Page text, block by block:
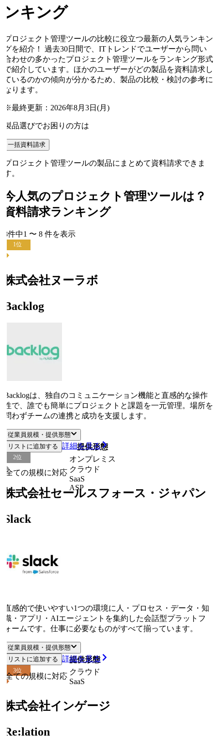
キング
ロジェクト管理ツールの比較に役立つ最新の人気ランキン
を紹介！ 過去30日間で、ITトレンドでユーザーから問い
わせの多かったプロジェクト管理ツールをランキング形式
紹介しています。ほかのユーザーがどの製品を資料請求し
いるのかの傾向が分かるため、製品の比較・検討の参考に
ります。
最終更新： 2026年8月3日(月)
品選びでお困りの方は
一括資料請求
ロジェクト管理ツールの製品にまとめて資料請求できま
。
人気のプロジェクト管理ツールは？
料請求ランキング
件中1〜8件を表示
位
式会社ヌーラボ
は、独自のコミュニケーション機能と直感的な操作
で、誰でも簡単にプロジェクトと課題を一元管理。場所を
わずチームの連携と成功を支援します。
従業員規模・提供形態
従業員規模 提供形態
ての規模に対応
オンプレミス
クラウド
SaaS
ASP
リストに追加する 詳細を見る
位
式会社セールスフォース・ジャパン
感的で使いやすい1つの環境に人・プロセス・データ・知
・アプリ・AIエージェントを集約した会話型プラットフ
ームです。仕事に必要なものがすべて揃っています。
従業員規模・提供形態
従業員規模
提供形態
ての規模に対応
クラウド
SaaS
リストに追加する 詳細を見る
位
式会社インゲージ